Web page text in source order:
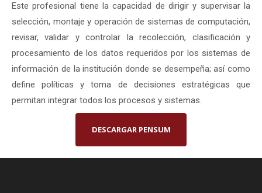
Este profesional tiene la capacidad de dirigir y supervisar la
selección, montaje y operación de sistemas de computación,
revisar, validar y controlar la recolección, clasificación y
procesamiento de los datos requeridos por los sistemas de
información de la institución donde se desempeña; así como
define políticas y toma de decisiones estratégicas que
permitan integrar todos los procesos y sistemas.
DESCARGAR PENSUM